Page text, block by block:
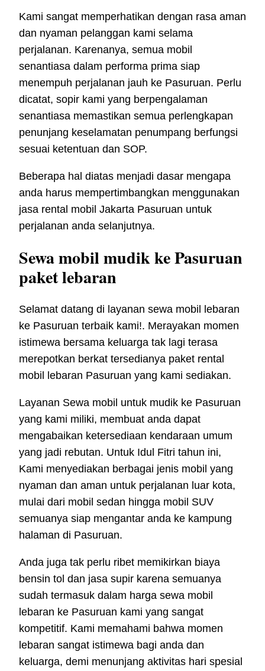
Kami sangat memperhatikan dengan rasa aman
dan nyaman pelanggan kami selama
perjalanan. Karenanya, semua mobil
senantiasa dalam performa prima siap
menempuh perjalanan jauh ke Pasuruan. Perlu
dicatat, sopir kami yang berpengalaman
senantiasa memastikan semua perlengkapan
penunjang keselamatan penumpang berfungsi
sesuai ketentuan dan SOP.
Beberapa hal diatas menjadi dasar mengapa
anda harus mempertimbangkan menggunakan
jasa rental mobil Jakarta Pasuruan untuk
perjalanan anda selanjutnya.
Sewa mobil mudik ke Pasuruan
paket lebaran
Selamat datang di layanan sewa mobil lebaran
ke Pasuruan terbaik kami!. Merayakan momen
istimewa bersama keluarga tak lagi terasa
merepotkan berkat tersedianya paket rental
mobil lebaran Pasuruan yang kami sediakan.
Layanan Sewa mobil untuk mudik ke Pasuruan
yang kami miliki, membuat anda dapat
mengabaikan ketersediaan kendaraan umum
yang jadi rebutan. Untuk Idul Fitri tahun ini,
Kami menyediakan berbagai jenis mobil yang
nyaman dan aman untuk perjalanan luar kota,
mulai dari mobil sedan hingga mobil SUV
semuanya siap mengantar anda ke kampung
halaman di Pasuruan.
Anda juga tak perlu ribet memikirkan biaya
bensin tol dan jasa supir karena semuanya
sudah termasuk dalam harga sewa mobil
lebaran ke Pasuruan kami yang sangat
kompetitif. Kami memahami bahwa momen
lebaran sangat istimewa bagi anda dan
keluarga, demi menunjang aktivitas hari spesial